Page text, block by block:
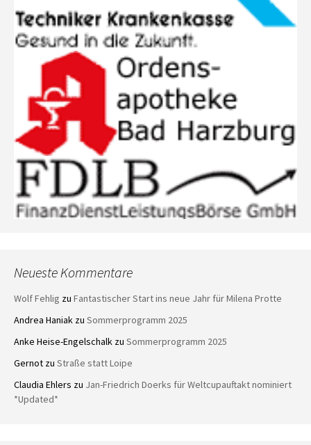
Neueste Kommentare
Wolf Fehlig zu Fantastischer Start ins neue Jahr für Milena Protte
Andrea Haniak zu Sommerprogramm 2025
Anke Heise-Engelschalk zu Sommerprogramm 2025
Gernot zu Straße statt Loipe
Claudia Ehlers zu Jan-Friedrich Doerks für Weltcupauftakt nominiert
*Updated*